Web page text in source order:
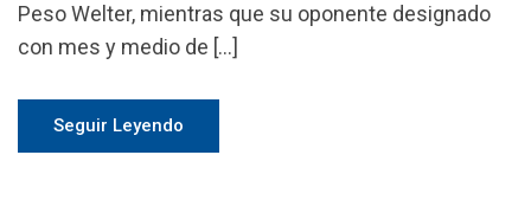
Peso Welter, mientras que su oponente designado
con mes y medio de […]
Seguir Leyendo